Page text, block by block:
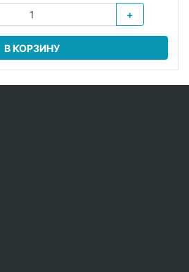
+
В КОРЗИНУ